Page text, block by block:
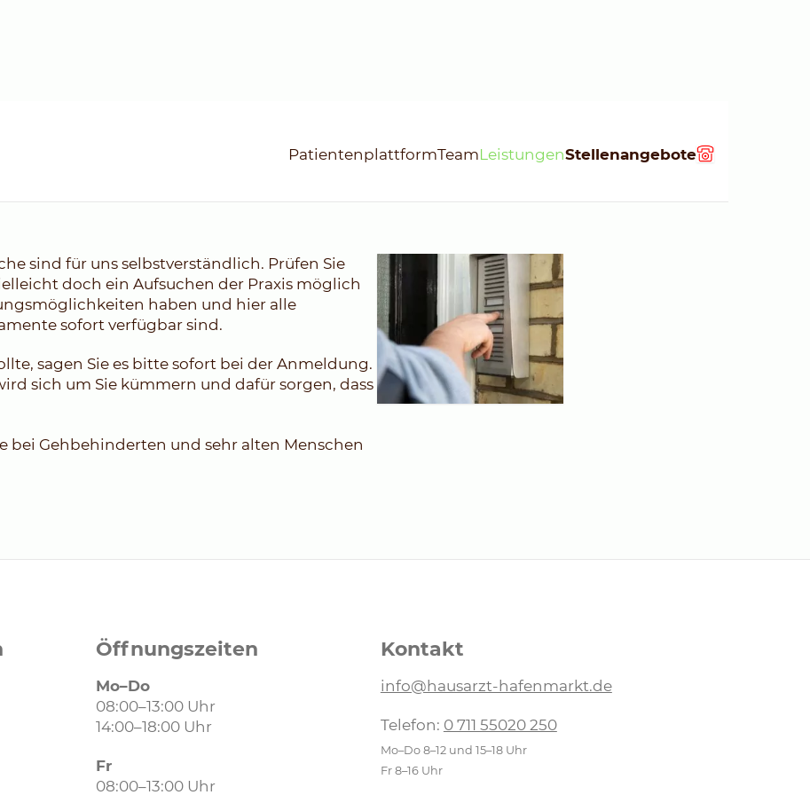
PatientenplattformTeamLeistungenStellenangebote
sind für uns selbstverständlich. Prüfen Sie
doch ein Aufsuchen der Praxis möglich
haben und hier alle
sofort verfügbar sind.
sagen Sie es bitte sofort bei der Anmeldung.
sich um Sie kümmern und dafür sorgen, dass
bei Gehbehinderten und sehr alten Menschen
Öffnungszeiten
Mo–Do
08:00–13:00 Uhr
14:00–18:00 Uhr
Fr
08:00–13:00 Uhr
Kontakt
info@hausarzt-hafenmarkt.de
Telefon: 0 711 55020 250
Mo–Do 8–12 und 15–18 Uhr
Fr 8–16 Uhr